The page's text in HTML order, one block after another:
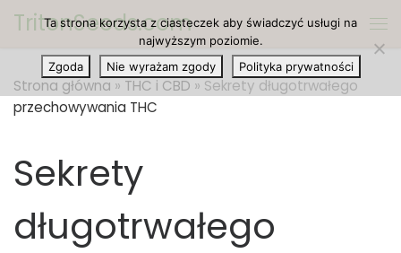
Przejdź do treści
TritonSeeds.com
Strona główna » THC i CBD » Sekrety długotrwałego
przechowywania THC
Sekrety
długotrwałego
Ta strona korzysta z ciasteczek aby świadczyć usługi na
najwyższym poziomie.
Zgoda
Nie wyrażam zgody Polityka prywatności